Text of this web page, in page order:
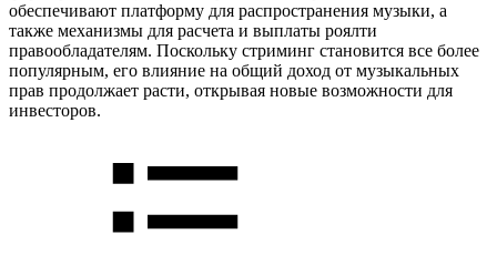
обеспечивают платформу для распространения музыки, а
также механизмы для расчета и выплаты роялти
правообладателям. Поскольку стриминг становится все более
популярным, его влияние на общий доход от музыкальных
прав продолжает расти, открывая новые возможности для
инвесторов.